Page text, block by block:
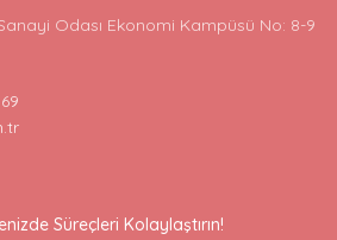
Odası Ekonomi Kampüsü No: 8-9
Süreçleri Kolaylaştırın!